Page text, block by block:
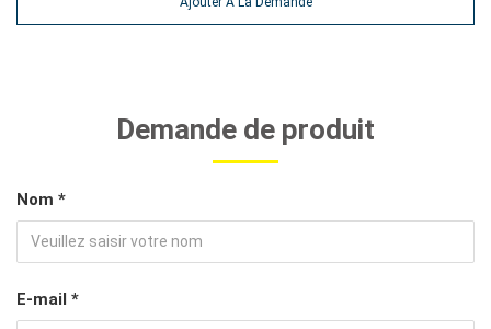
Demande de produit
Nom *
E-mail *